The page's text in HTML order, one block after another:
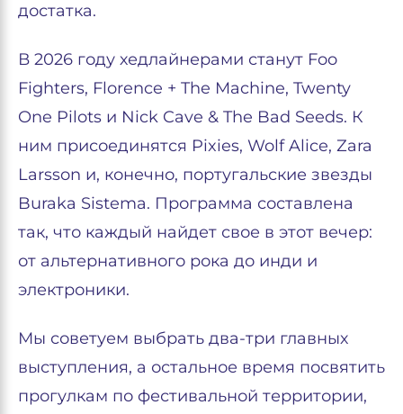
достатка.
В 2026 году хедлайнерами станут Foo
Fighters, Florence + The Machine, Twenty
One Pilots и Nick Cave & The Bad Seeds. К
ним присоединятся Pixies, Wolf Alice, Zara
Larsson и, конечно, португальские звезды
Buraka Sistema. Программа составлена
так, что каждый найдет свое в этот вечер:
от альтернативного рока до инди и
электроники.
Мы советуем выбрать два-три главных
выступления, а остальное время посвятить
прогулкам по фестивальной территории,